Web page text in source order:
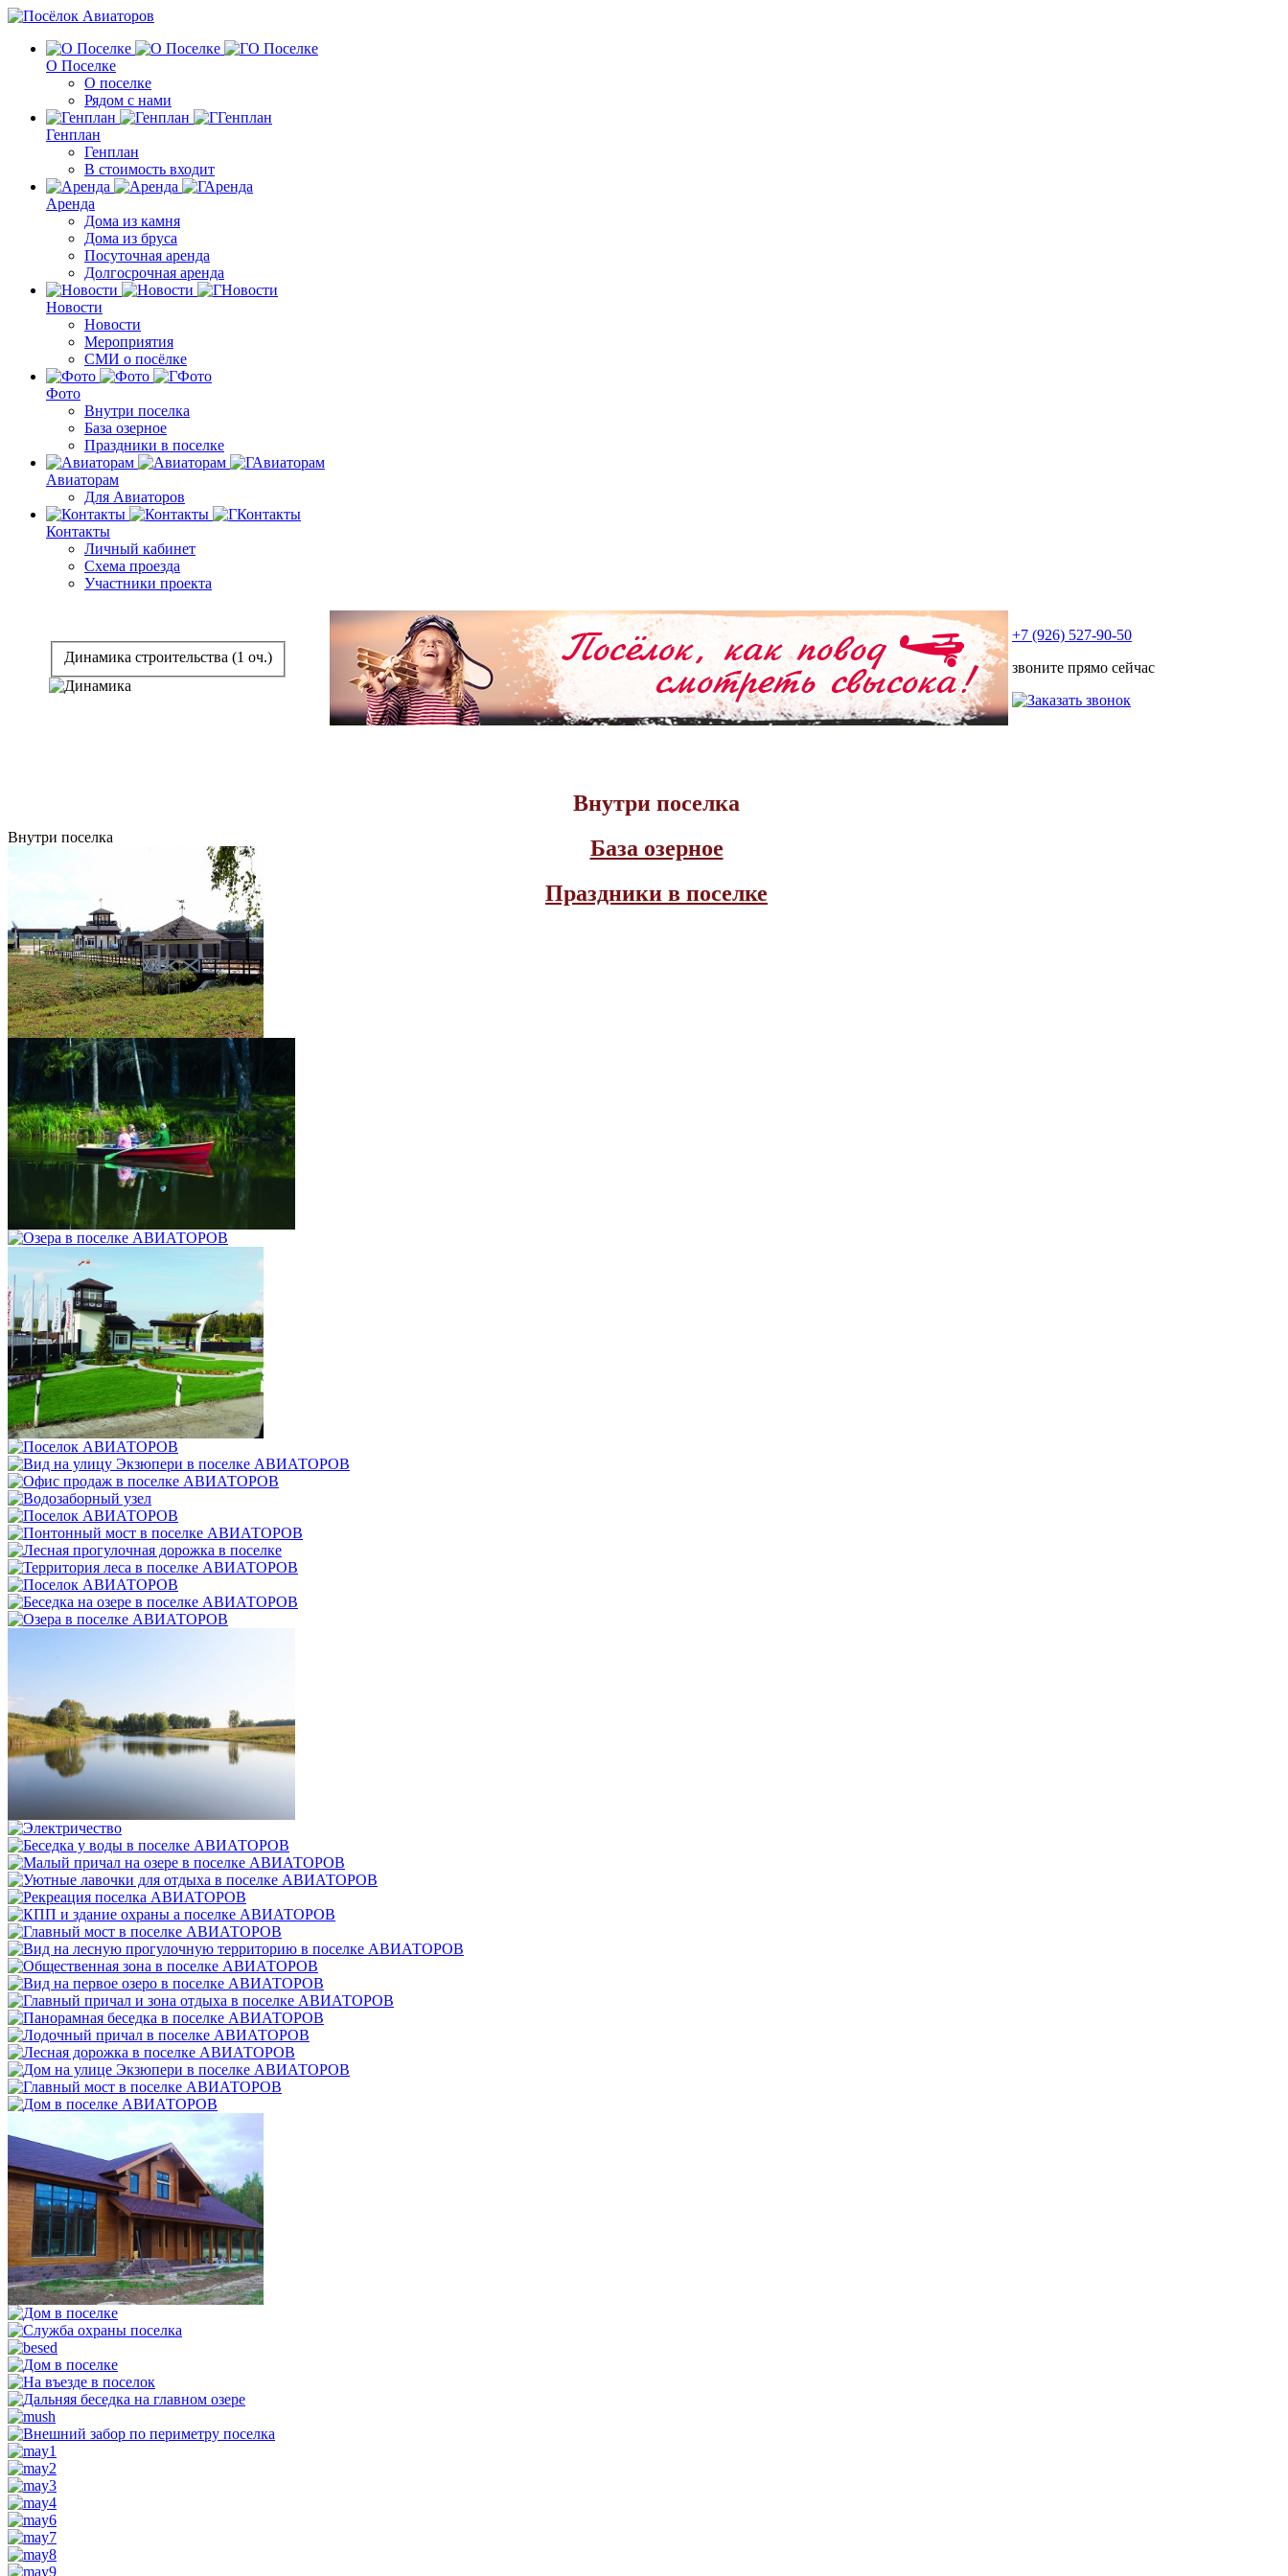
О Поселке
О поселке
Рядом с нами
Генплан
Генплан
В стоимость входит
Аренда
Дома из камня
Дома из бруса
Посуточная аренда
Долгосрочная аренда
Новости
Новости
Мероприятия
СМИ о посёлке
Фото
Внутри поселка
База озерное
Праздники в поселке
Авиаторам
Для Авиаторов
Контакты
Личный кабинет
Схема проезда
Участники проекта
Динамика строительства (1 оч.)
+7 (926) 527-90-50
звоните прямо сейчас
Внутри поселка
База озерное
Праздники в поселке
Внутри поселка